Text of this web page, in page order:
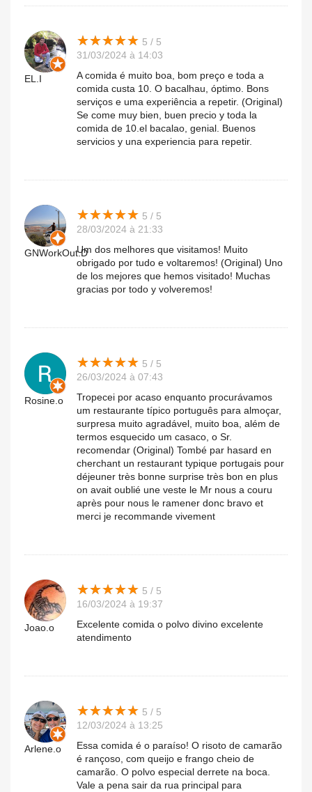
EL.I
★★★★★
★★★★★ 5 / 5
31/03/2024 à 14:03
A comida é muito boa, bom preço e toda a
comida custa 10. O bacalhau, óptimo. Bons
serviços e uma experiência a repetir. (Original)
Se come muy bien, buen precio y toda la
comida de 10.el bacalao, genial. Buenos
servicios y una experiencia para repetir.
GNWorkOut.D
★★★★★
★★★★★ 5 / 5
28/03/2024 à 21:33
Um dos melhores que visitamos! Muito
obrigado por tudo e voltaremos! (Original) Uno
de los mejores que hemos visitado! Muchas
gracias por todo y volveremos!
Rosine.o
★★★★★
★★★★★ 5 / 5
26/03/2024 à 07:43
Tropecei por acaso enquanto procurávamos
um restaurante típico português para almoçar,
surpresa muito agradável, muito boa, além de
termos esquecido um casaco, o Sr.
recomendar (Original) Tombé par hasard en
cherchant un restaurant typique portugais pour
déjeuner très bonne surprise très bon en plus
on avait oublié une veste le Mr nous a couru
après pour nous le ramener donc bravo et
merci je recommande vivement
Joao.o
★★★★★
★★★★★ 5 / 5
16/03/2024 à 19:37
Excelente comida o polvo divino excelente
atendimento
Arlene.o
★★★★★
★★★★★ 5 / 5
12/03/2024 à 13:25
Essa comida é o paraíso! O risoto de camarão
é rançoso, com queijo e frango cheio de
camarão. O polvo especial derrete na boca.
Vale a pena sair da rua principal para